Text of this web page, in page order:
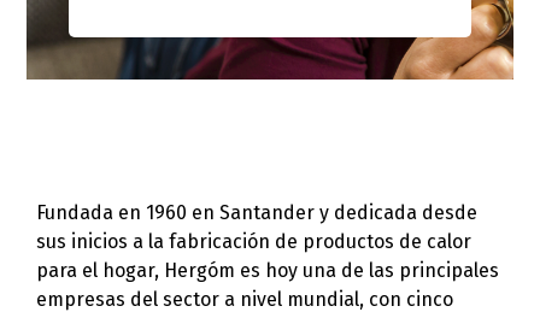
Fundada en 1960 en Santander y dedicada desde
sus inicios a la fabricación de productos de calor
para el hogar, Hergóm es hoy una de las principales
empresas del sector a nivel mundial, con cinco